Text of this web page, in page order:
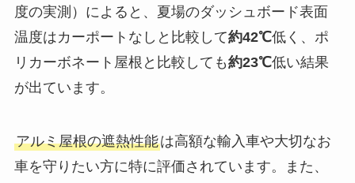
度の実測）によると、夏場のダッシュボード表面
温度はカーポートなしと比較して約42℃低く、ポ
リカーボネート屋根と比較しても約23℃低い結果
が出ています。
アルミ屋根の遮熱性能は高額な輸入車や大切なお
車を守りたい方に特に評価されています。また、